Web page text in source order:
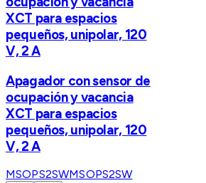
XCT para espacios
pequeños, unipolar, 120
V, 2 A
Apagador con sensor de
ocupación y vacancia
XCT para espacios
pequeños, unipolar, 120
V, 2 A
MSOPS2SWMSOPS2SW